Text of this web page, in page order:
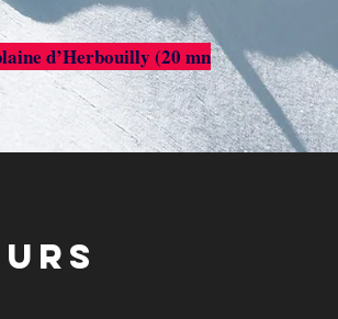
d’Herbouilly (20 mn